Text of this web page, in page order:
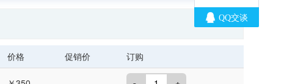
价格 促销价 订购